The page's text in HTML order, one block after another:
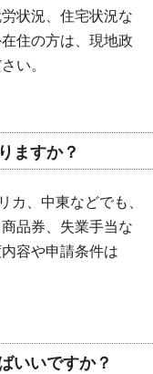
状況、住宅状況な
住の方は、現地政
い。
ますか？
カ、中東などでも、
品券、失業手当な
容や申請条件は
いいですか？